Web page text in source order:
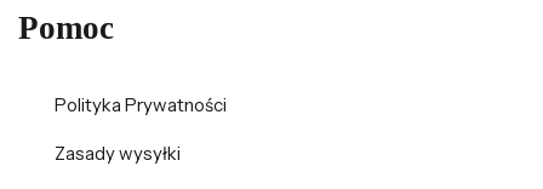
Pomoc
Polityka Prywatności
Zasady wysyłki